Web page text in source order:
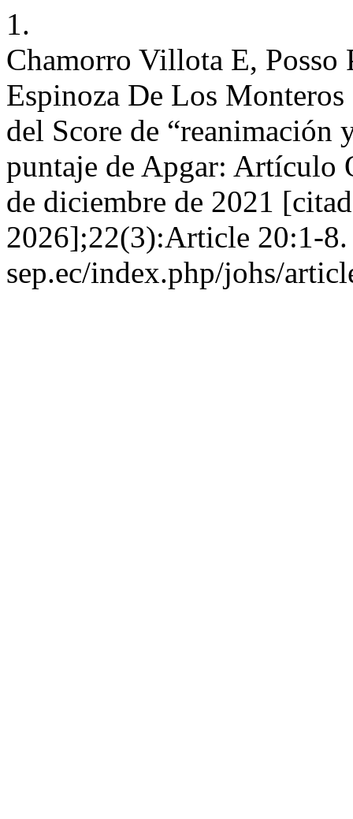
1.
Chamorro Villota E, Posso
Espinoza De Los
del Score de “reanimación
puntaje de Apgar: Artículo
de diciembre de 2021
2026];22(3):Article 20:1-
sep.ec/index.php/johs/